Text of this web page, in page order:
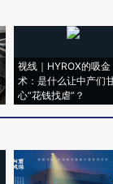
视线｜HYROX的吸金
术：是什么让中产们
心“花钱找虐”？